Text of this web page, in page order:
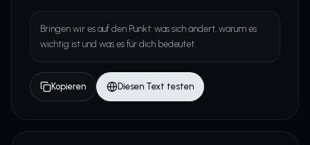
Bringen wir es auf den Punkt: was sich ändert, warum es
wichtig ist und was es für dich bedeutet.
Kopieren Diesen Text testen